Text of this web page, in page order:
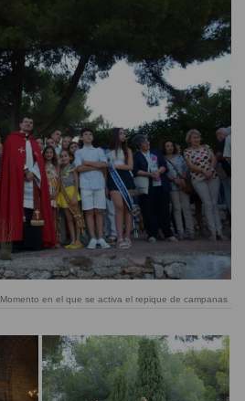
Momento en el que se activa el repique de campanas